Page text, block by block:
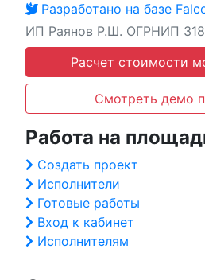
Разработано на базе
ИП Раянов Р.Ш. ОГРНИП
Расчет стоимости
Смотреть демо
Работа на
Создать проект
Исполнители
Готовые работы
Вход к кабинет
Исполнителям